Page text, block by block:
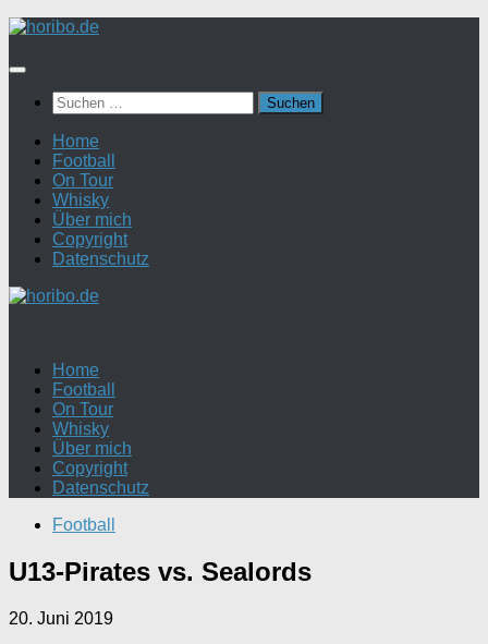
Zum
springen
Suchen
nach:
Home
Football
On Tour
Whisky
Über mich
Copyright
Datenschutz
Home
Football
On Tour
Whisky
Über mich
Copyright
Datenschutz
Football
U13-Pirates vs. Sealords
20. Juni 2019